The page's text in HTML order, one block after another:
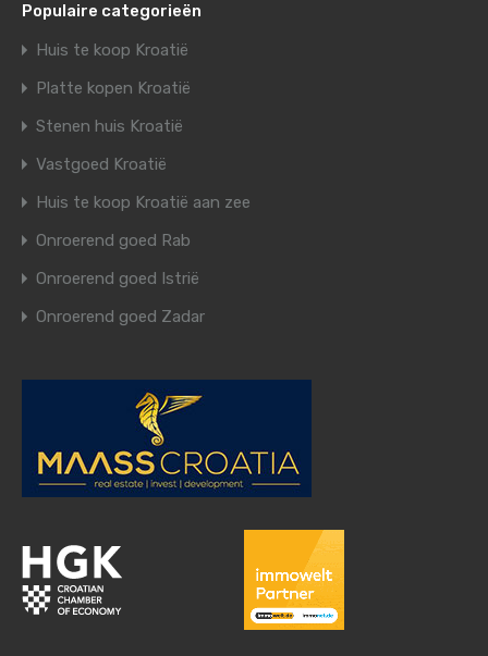
Populaire categorieën
Huis te koop Kroatië
Platte kopen Kroatië
Stenen huis Kroatië
Vastgoed Kroatië
Huis te koop Kroatië aan zee
Onroerend goed Rab
Onroerend goed Istrië
Onroerend goed Zadar